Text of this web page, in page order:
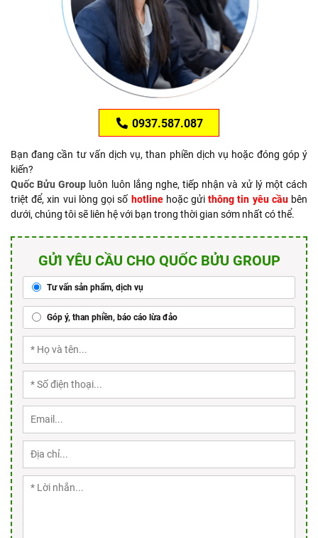
0937.587.087
Bạn đang cần tư vấn dịch vụ, than phiền dịch vụ hoặc đóng góp ý
kiến?
Quốc Bửu Group luôn luôn lắng nghe, tiếp nhận và xử lý một cách
triệt để, xin vui lòng gọi số hotlinehoặc gửithông tin yêu cầubên
dưới, chúng tôi sẽ liên hệ với bạn trong thời gian sớm nhất có thể.
GỬI YÊU CẦU CHO QUỐC BỬU GROUP
Tư vấn sản phẩm, dịch vụ
Góp ý, than phiền, báo cáo lừa đảo